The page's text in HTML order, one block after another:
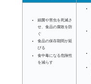
細菌や害虫を死滅さ
せ、食品の腐敗を防
ぐ
食品の保存期間が延
びる
食中毒になる危険性
を減らす